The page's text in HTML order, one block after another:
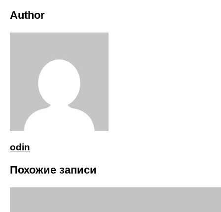
Author
odin
Похожие записи